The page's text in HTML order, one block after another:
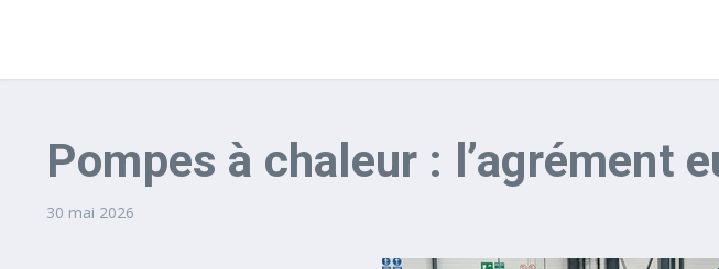
Pompes à chaleur : l’agrément
30 mai 2026